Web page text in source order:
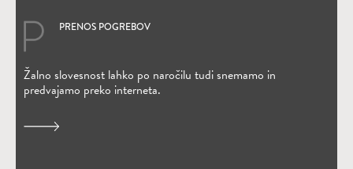
PRENOS POGREBOV
Žalno slovesnost lahko po naročilu tudi snemamo in
predvajamo preko interneta.
(Odpre se v novem oknu)